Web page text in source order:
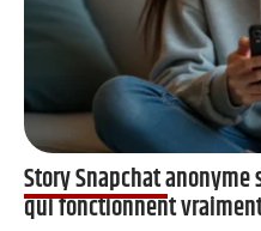
Story Snapchat
qui fonctionnent